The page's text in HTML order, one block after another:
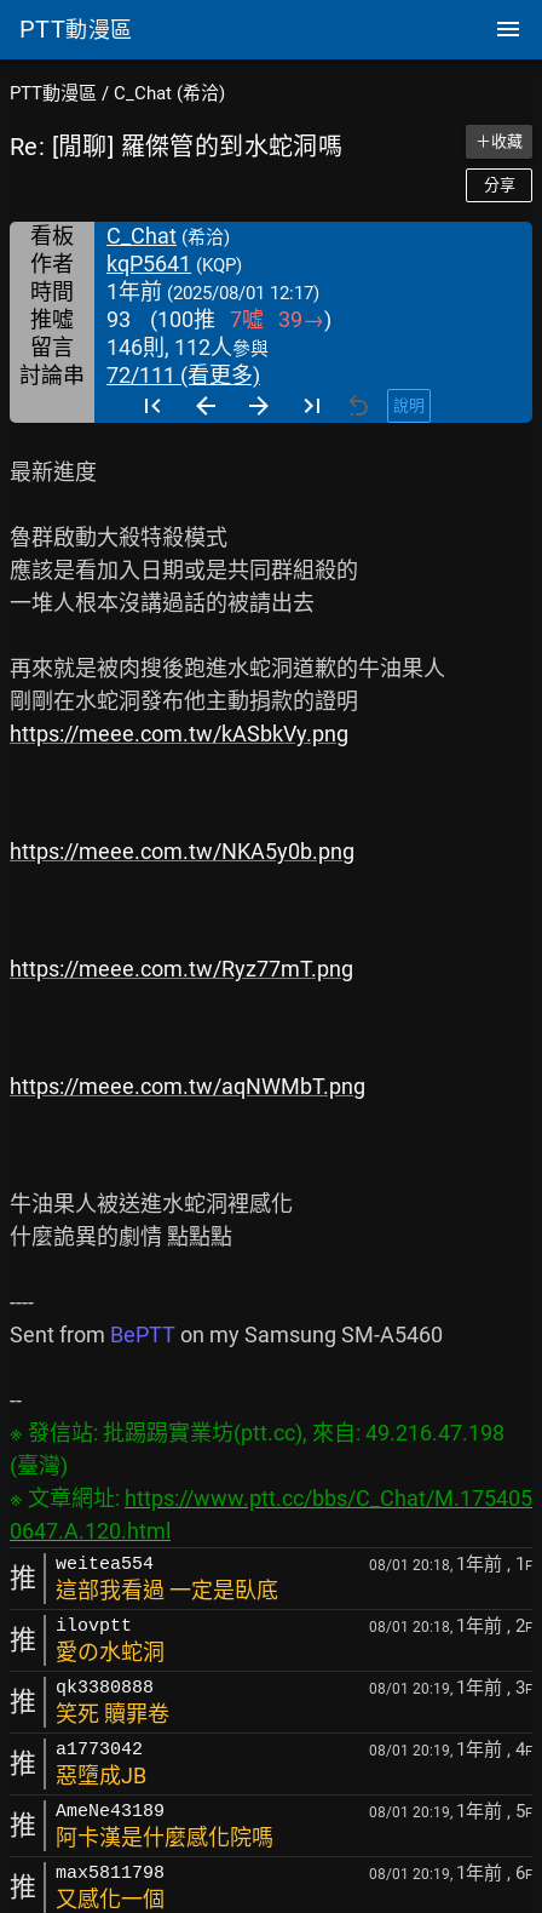
PTT動漫區
PTT動漫區 / C_Chat (希洽)
Re: [閒聊] 羅傑管的到水蛇洞嗎 ＋收藏
分享
看板 C_Chat (希洽)
作者 kqP5641 (KQP)
時間 1年前 (2025/08/01 12:17)
推噓 93 (100推 7噓 39→)
留言
146則, 112人參與
討論串 72/111 (看更多)
說明
最新進度
魯群啟動大殺特殺模式
應該是看加入日期或是共同群組殺的
一堆人根本沒講過話的被請出去
再來就是被肉搜後跑進水蛇洞道歉的牛油果人
https://meee.com.tw/kASbkVy.png
https://meee.com.tw/NKA5y0b.png
https://meee.com.tw/Ryz77mT.png
https://meee.com.tw/aqNWMbT.png
牛油果人被送進水蛇洞裡感化
什麼詭異的劇情 點點點
----
Sent from BePTT on my Samsung SM-A5460
※ 發信站: 批踢踢實業坊(ptt.cc), 來自: 49.216.47.198
(臺灣)
※ 文章網址: https://www.ptt.cc/bbs/C_Chat/M.175405
0647.A.120.html
推 weitea554 08/01 20:18, 1年前 , 1 F
這部我看過 一定是臥底
推 ilovptt 08/01 20:18, 1年前 , 2F
愛の水蛇洞
推 qk3380888 08/01 20:19, 1年前 , 3F
笑死 贖罪卷
推 a1773042 08/01 20:19, 1年前 , 4F
惡墮成JB
推 AmeNe43189 08/01 20:19, 1年前 , 5F
阿卡漢是什麼感化院嗎
推 max5811798 08/01 20:19, 1年前 , 6F
又感化一個